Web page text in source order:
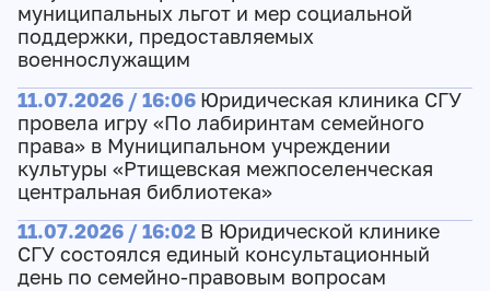
муниципальных льгот и мер социальной
поддержки, предоставляемых
военнослужащим
11.07.2026 / 16:06 Юридическая клиника СГУ
провела игру «По лабиринтам семейного
права» в Муниципальном учреждении
культуры «Ртищевская межпоселенческая
центральная библиотека»
11.07.2026 / 16:02 В Юридической клинике
СГУ состоялся единый консультационный
день по семейно-правовым вопросам